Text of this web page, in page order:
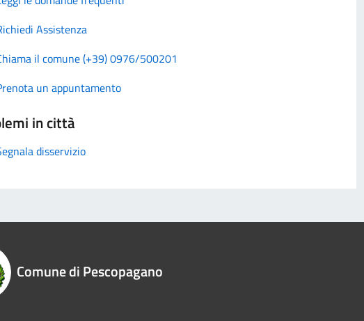
Assistenza
il comune (+39) 0976/500201
un appuntamento
in città
disservizio
Comune di Pescopagano